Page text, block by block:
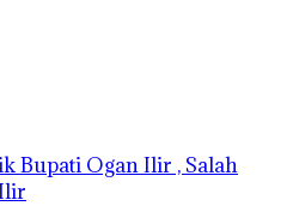
Bupati Ogan Ilir , Salah